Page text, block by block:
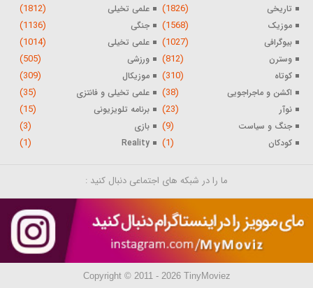
تاریخی (1826) علمی تخیلی (1812)
موزیک (1568) جنگی (1136)
بیوگرافی (1027) علمی تخیلی (1014)
وسترن (812) ورزشی (505)
کوتاه (310) موزیکال (309)
اکشن و ماجراجویی (38) علمی تخیلی و فانتزی (35)
نوآر (23) برنامه تلویزیونی (15)
جنگ و سیاست (9) بازی (3)
کودکان (1)
Reality
(1)
ما را در شبکه های اجتماعی دنبال کنید :
Copyright © 2011 - 2026 TinyMoviez